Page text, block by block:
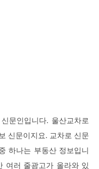
문인입니다. 울산교차로
신문이지요. 교차로 신문
하나는 부동산 정보입니
여러 줄광고가 올라와 있